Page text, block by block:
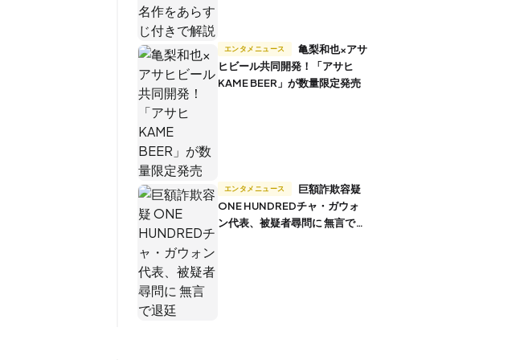
エンタメニュース
ヒビール共同開発！「アサヒ
KAME BEER」が数量限定発売
エンタメニュース
ONE HUNDREDチャ・ガウォ
ン代表、被疑者尋問に 無言で退